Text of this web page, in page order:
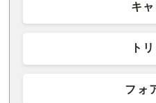
キ
ト
フォ